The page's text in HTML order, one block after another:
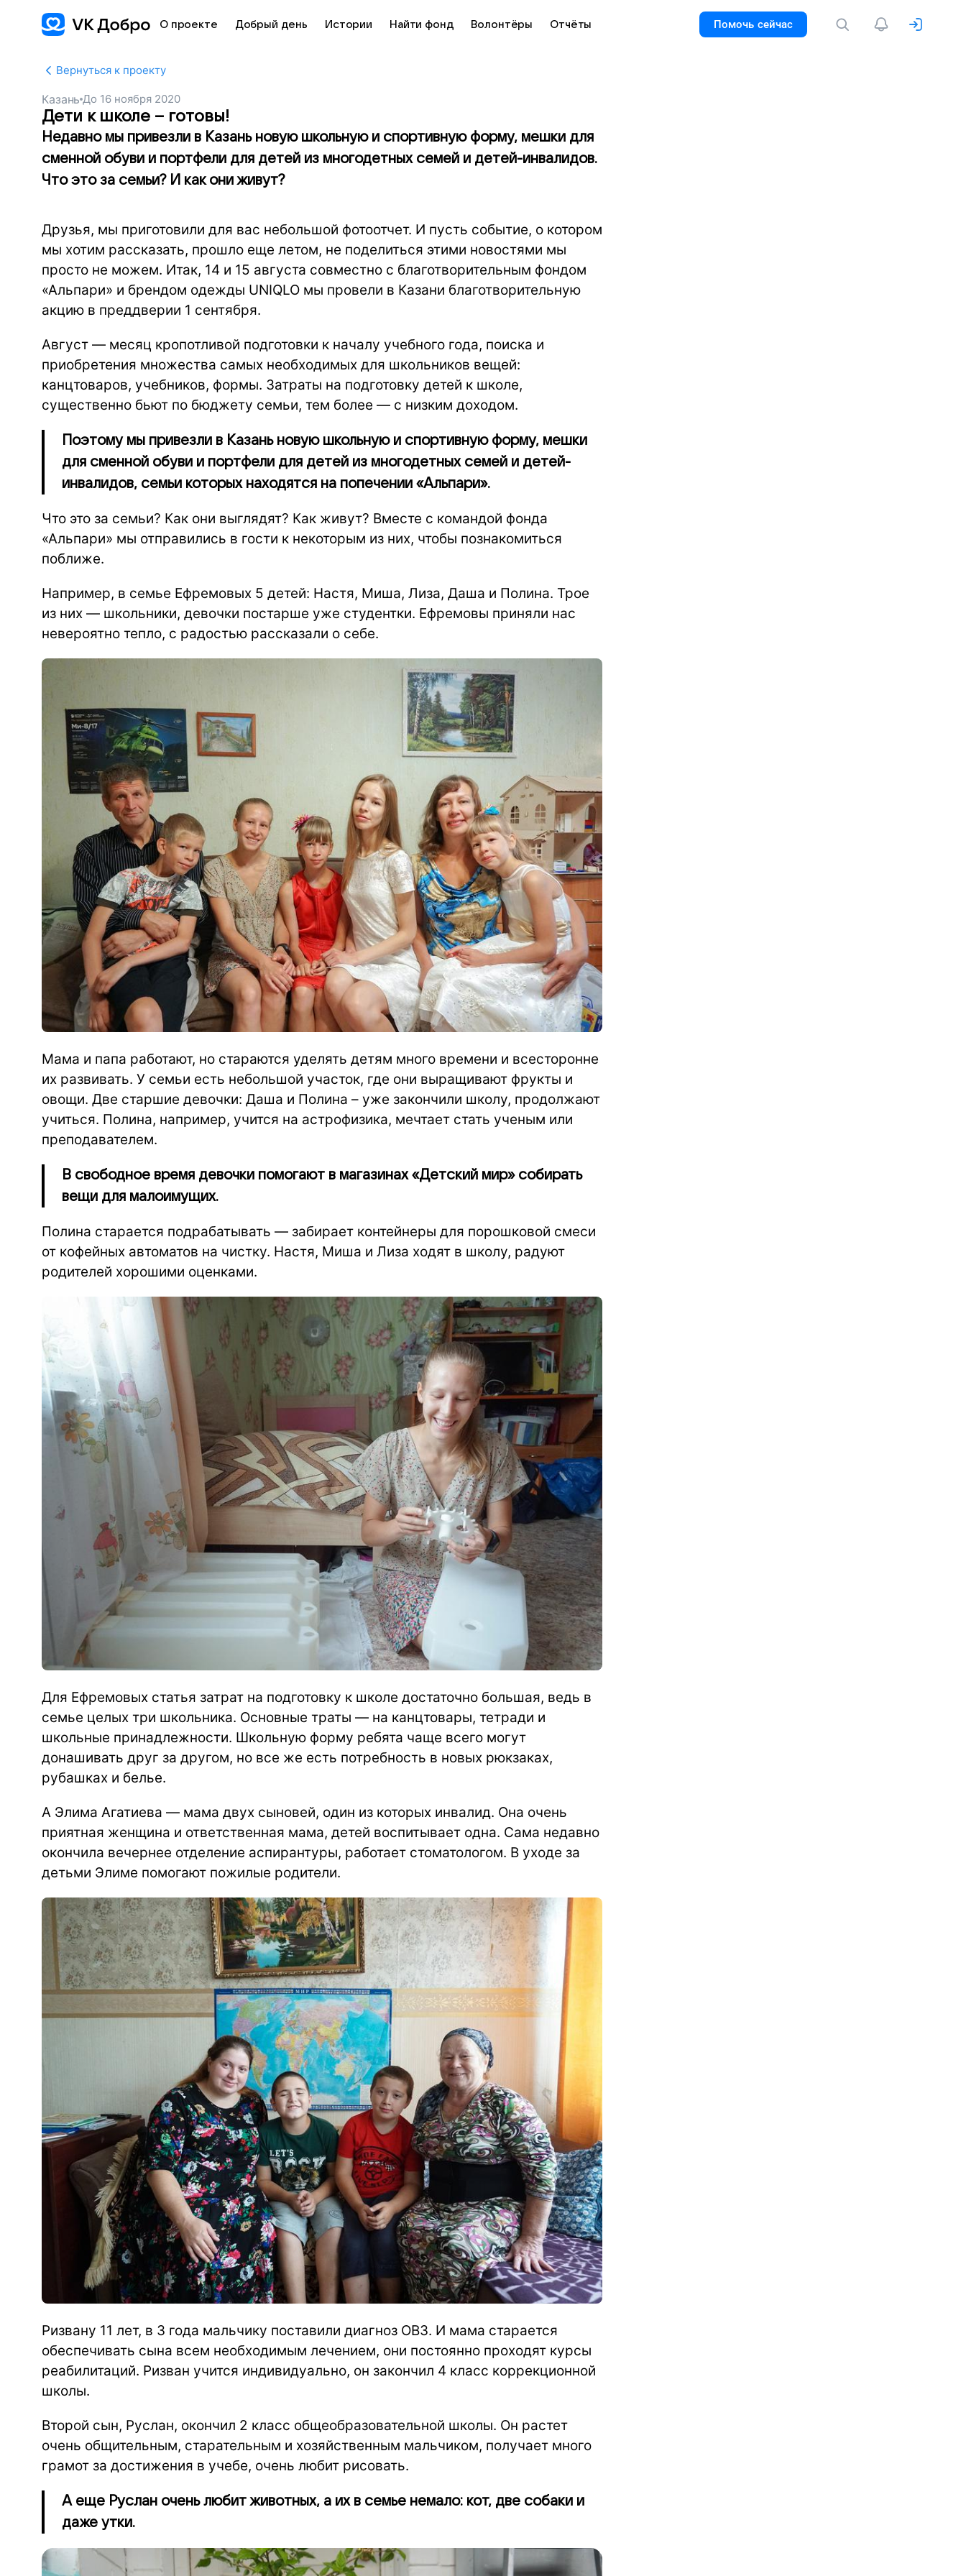
О проекте Добрый день Истории Найти фонд Волонтёры Отчёты Помочь сейчас
Вернуться к проекту
Казань До 16 ноября 2020
Дети к школе – готовы!
Недавно мы привезли в Казань новую школьную и спортивную форму, мешки для
сменной обуви и портфели для детей из многодетных семей и детей-инвалидов.
Что это за семьи? И как они живут?
Друзья, мы приготовили для вас небольшой фотоотчет. И пусть событие, о котором
мы хотим рассказать, прошло еще летом, не поделиться этими новостями мы
просто не можем. Итак, 14 и 15 августа совместно с благотворительным фондом
«Альпари» и брендом одежды UNIQLO мы провели в Казани благотворительную
акцию в преддверии 1 сентября.
Август — месяц кропотливой подготовки к началу учебного года, поиска и
приобретения множества самых необходимых для школьников вещей:
канцтоваров, учебников, формы. Затраты на подготовку детей к школе,
существенно бьют по бюджету семьи, тем более — с низким доходом.
Поэтому мы привезли в Казань новую школьную и спортивную форму, мешки
для сменной обуви и портфели для детей из многодетных семей и детей-
инвалидов, семьи которых находятся на попечении «Альпари».
Что это за семьи? Как они выглядят? Как живут? Вместе с командой фонда
«Альпари» мы отправились в гости к некоторым из них, чтобы познакомиться
поближе.
Например, в семье Ефремовых 5 детей: Настя, Миша, Лиза, Даша и Полина. Трое
из них — школьники, девочки постарше уже студентки. Ефремовы приняли нас
невероятно тепло, с радостью рассказали о себе.
Мама и папа работают, но стараются уделять детям много времени и всесторонне
их развивать. У семьи есть небольшой участок, где они выращивают фрукты и
овощи. Две старшие девочки: Даша и Полина – уже закончили школу, продолжают
учиться. Полина, например, учится на астрофизика, мечтает стать ученым или
преподавателем.
В свободное время девочки помогают в магазинах «Детский мир» собирать
вещи для малоимущих.
Полина старается подрабатывать — забирает контейнеры для порошковой смеси
от кофейных автоматов на чистку. Настя, Миша и Лиза ходят в школу, радуют
родителей хорошими оценками.
Для Ефремовых статья затрат на подготовку к школе достаточно большая, ведь в
семье целых три школьника. Основные траты — на канцтовары, тетради и
школьные принадлежности. Школьную форму ребята чаще всего могут
донашивать друг за другом, но все же есть потребность в новых рюкзаках,
рубашках и белье.
А Элима Агатиева — мама двух сыновей, один из которых инвалид. Она очень
приятная женщина и ответственная мама, детей воспитывает одна. Сама недавно
окончила вечернее отделение аспирантуры, работает стоматологом. В уходе за
детьми Элиме помогают пожилые родители.
Ризвану 11 лет, в 3 года мальчику поставили диагноз ОВЗ. И мама старается
обеспечивать сына всем необходимым лечением, они постоянно проходят курсы
реабилитаций. Ризван учится индивидуально, он закончил 4 класс коррекционной
школы.
Второй сын, Руслан, окончил 2 класс общеобразовательной школы. Он растет
очень общительным, старательным и хозяйственным мальчиком, получает много
грамот за достижения в учебе, очень любит рисовать.
А еще Руслан очень любит животных, а их в семье немало: кот, две собаки и
даже утки.